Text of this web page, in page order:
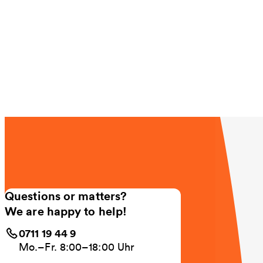
Questions or matters?
We are happy to help!
0711 19 44 9
Mo.–Fr. 8:00–18:00 Uhr